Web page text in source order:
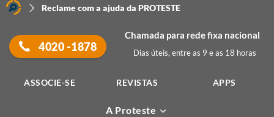
Reclame com a ajuda da PROTESTE
4020 -1878
Chamada para rede fixa nacional
Dias úteis, entre as 9 e as 18 horas
ASSOCIE-SE REVISTAS APPS
A Proteste